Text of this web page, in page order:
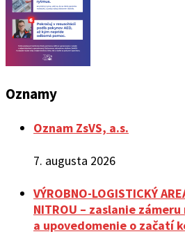
Oznamy
Oznam ZsVS, a.s.
7. augusta 2026
VÝROBNO-LOGISTICKÝ
NITROU – zaslanie
a upovedomenie o začatí